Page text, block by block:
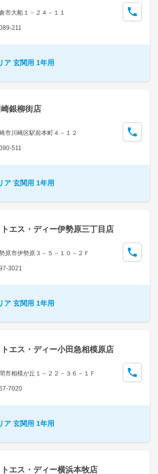
市大船１－２４－１１
211
ア 玄関用 1年用
銀柳街店
市川崎区駅前本町４－１２
511
ア 玄関用 1年用
エス・ディー伊勢原三丁目店
原市伊勢原３－５－１０－２Ｆ
3021
ア 玄関用 1年用
エス・ディー小田急相模原店
市相模が丘１－２２－３６－１Ｆ
7020
ア 玄関用 1年用
エス・ディー横浜本牧店